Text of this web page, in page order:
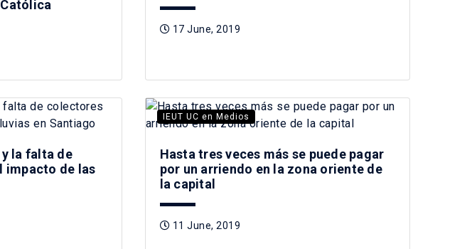
17 June, 2019
la falta de
impacto de las
IEUT UC en Medios
Hasta tres veces más se puede pagar
por un arriendo en la zona oriente de
la capital
11 June, 2019